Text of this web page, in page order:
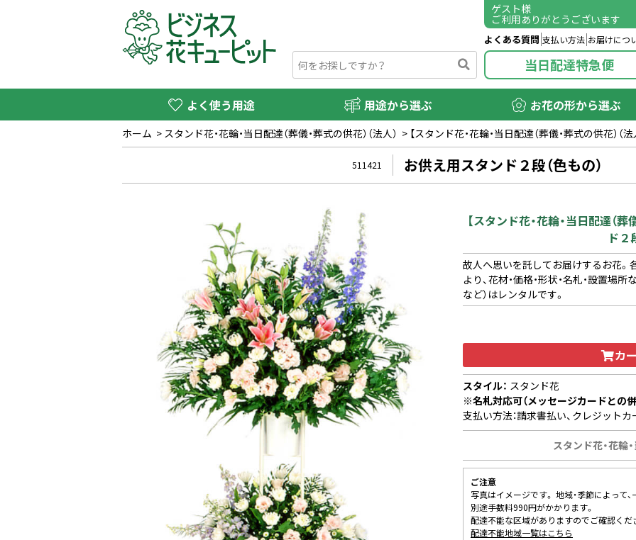
ゲスト様
ご利用ありがとうございます
よくある質問 支払い方法 お届けにつ
当日配達特急便
よく使う用途 用途から選ぶ お花の形から選ぶ
ホーム > スタンド花・花輪・当日配達（葬儀・葬式の供花）（法人） > 【スタンド花・花輪・当日配達（葬儀・葬式の供花）（
511421 お供え用スタンド２段（色もの）
【スタンド花・花輪・当日配達（葬
ド２
故人へ思いを託してお届けするお花。
より、花材・価格・形状・名札・設置
など）はレンタルです。
カ
スタイル： スタンド花
※名札対応可（メッセージカードとの
支払い方法：請求書払い、クレジット
スタンド花・花輪
ご注意
写真はイメージです。 地域・季節によって
別途手数料990円がかかります。
配達不能な区域がありますのでご確認くだ
配達不能地域一覧はこちら